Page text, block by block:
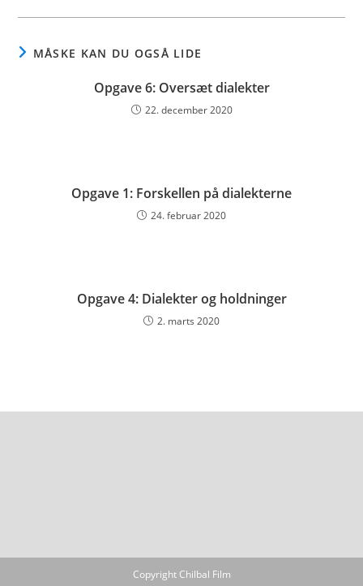
MÅSKE KAN DU OGSÅ LIDE
Opgave 6: Oversæt dialekter
22. december 2020
Opgave 1: Forskellen på dialekterne
24. februar 2020
Opgave 4: Dialekter og holdninger
2. marts 2020
Copyright Chilbal Film